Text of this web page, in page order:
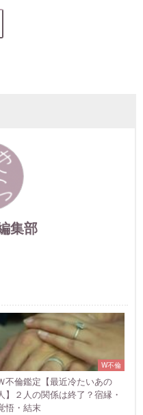
集部
W不倫
不倫鑑定【最近冷たいあの
】２人の関係は終了？宿縁・
悟・結末